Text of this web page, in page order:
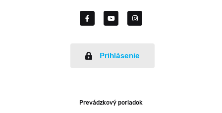
Prihlásenie
Prevádzkový poriadok